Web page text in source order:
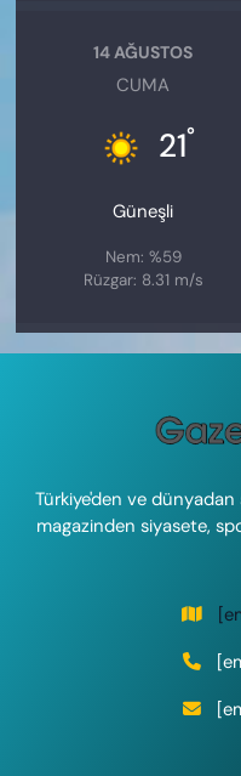
14 AĞUSTOS
CUMA
21°
Güneşli
Nem: %59
Rüzgar: 8.31 m/s
Türkiye'den ve dünyadan
magazinden siyasete,